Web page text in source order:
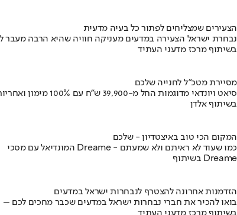
הצעירים שמצליחים לפתור כל בעיה מדעית
נבחרת ישראל הצעירה במדעים מעניקה חוויה שהיא הרבה מעבר
בשיתוף מרכז מדעני העתיד
מסיירת מטכ"ל לחנייה שלכם
סיאט ויונדאי מדוגמות החל מ-39,900 ש״ח עם 100% מימון ואחריות מורחבת
בשיתוף אלדן
המקום הכי טוב באיצטדיון - שלכם
המונדיאל עם מסכי Dreame - כמו שעוד לא ראיתם ולא שמעתם
בשיתוף Dreame
הזדמנות אחרונה להצטרף לנבחרות ישראל במדעים
בואו להכיר את חברי נבחרות ישראל במדעים שכבר מחכים לכם –